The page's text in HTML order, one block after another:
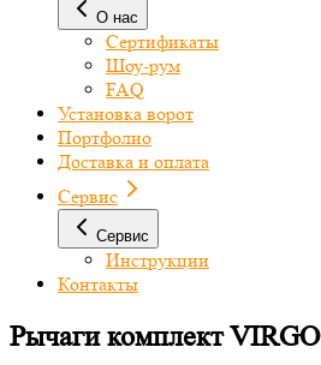
О нас
Сертификаты
Шоу-рум
FAQ
Установка ворот
Портфолио
Доставка и оплата
Сервис
Сервис
Инструкции
Контакты
Рычаги комплект VIRGO